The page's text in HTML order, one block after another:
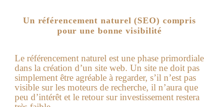
Un référencement naturel (SEO) compris
pour une bonne visibilité
Le référencement naturel est une phase primordiale
dans la création d’un site web. Un site ne doit pas
simplement être agréable à regarder, s’il n’est pas
visible sur les moteurs de recherche, il n’aura que
peu d’intérêt et le retour sur investissement restera